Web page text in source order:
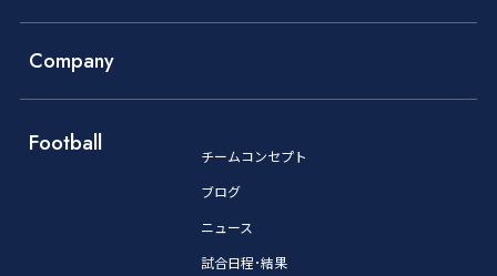
Company
Football
チームコンセプト
ブログ
ニュース
試合日程･結果